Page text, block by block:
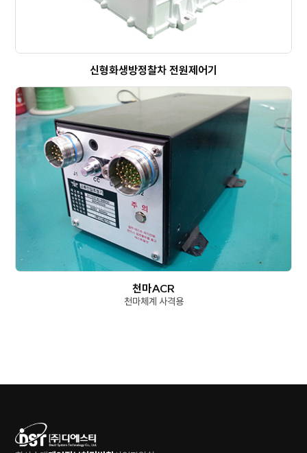
신형화생방정찰차 전원제어기
천마ACR
천마체계 사격용